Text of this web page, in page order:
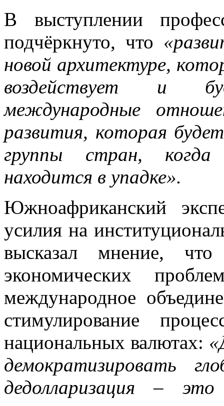
В выступлении
подчёркнуто, что
новой архитектуре,
воздействует и
международные
развития, которая
группы стран,
находится в упадке».
Южноафриканский
усилия на
высказал мнение,
экономических
международное
стимулирование
национальных валютах:
демократизировать
дедолларизация –